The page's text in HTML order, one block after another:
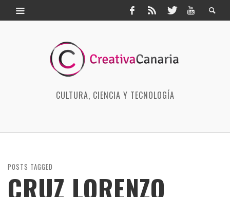
CULTURA, CIENCIA Y TECNOLOGÍA
POSTS TAGGED
CRUZ LORENZO